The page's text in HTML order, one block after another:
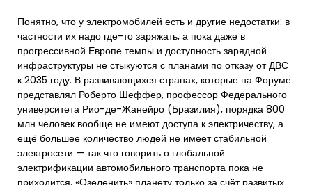
Понятно, что у электромобилей есть и другие недостатки: в
частности их надо где-то заряжать, а пока даже в
прогрессивной Европе темпы и доступность зарядной
инфраструктуры не стыкуются с планами по отказу от ДВС
к 2035 году. В развивающихся странах, которые на Форуме
представлял Роберто Шеффер, профессор Федерального
университета Рио-де-Жанейро (Бразилия), порядка 800
млн человек вообще не имеют доступа к электричеству, а
ещё большее количество людей не имеет стабильной
электросети — так что говорить о глобальной
электрификации автомобильного транспорта пока не
приходится. «Озеленить» планету только за счёт развитых